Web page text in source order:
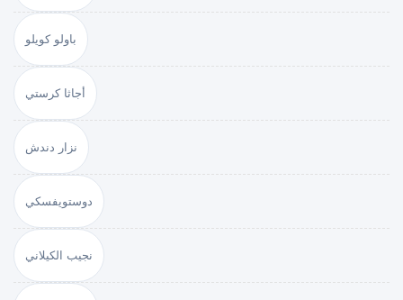
باولو كويلو
أجاثا كرستي
نزار دندش
دوستويفسكي
نجيب الكيلاني